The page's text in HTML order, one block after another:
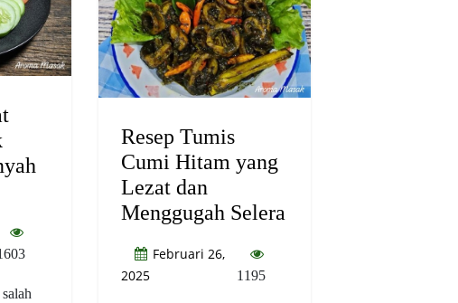
Resep Tumis
Cumi Hitam yang
Lezat dan
Menggugah Selera
Februari 26,
2025
1195